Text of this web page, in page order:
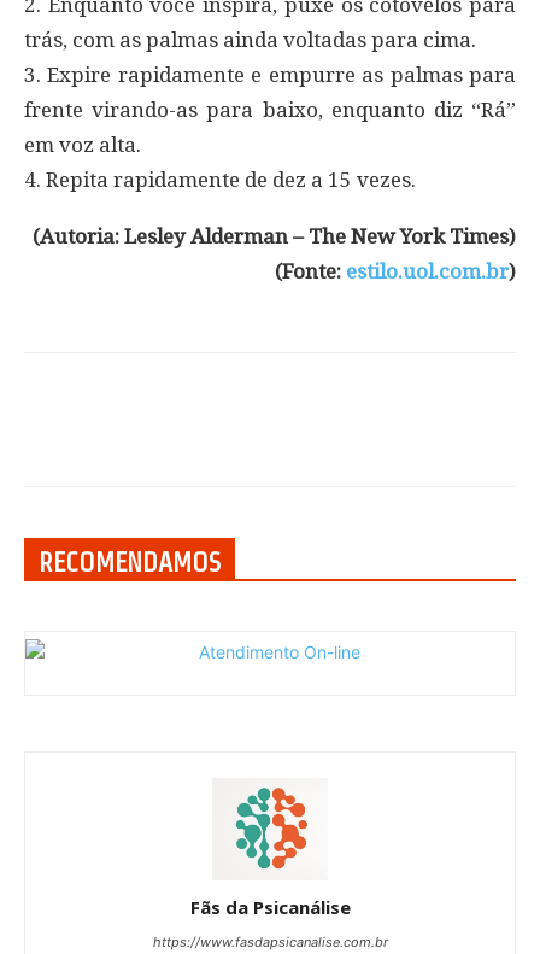
trás, com as palmas ainda voltadas para cima.
3. Expire rapidamente e empurre as palmas para
frente virando-as para baixo, enquanto diz “Rá”
em voz alta.
4. Repita rapidamente de dez a 15 vezes.
(Autoria: Lesley Alderman – The New York Times)
(Fonte: estilo.uol.com.br)
RECOMENDAMOS
Fãs da Psicanálise
https://www.fasdapsicanalise.com.br